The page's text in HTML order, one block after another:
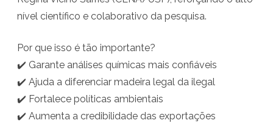
n
f
i
nível científico e colaborativo da pesquisa.
Por que isso é tão importante?
✔️ Garante análises químicas mais confiáveis
✔️ Ajuda a diferenciar madeira legal da ilegal
✔️ Fortalece políticas ambientais
✔️ Aumenta a credibilidade das exportações